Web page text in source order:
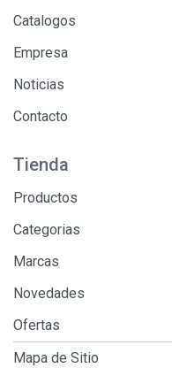
Catalogos
Empresa
Noticias
Contacto
Tienda
Productos
Categorias
Marcas
Novedades
Ofertas
Mapa de Sitio